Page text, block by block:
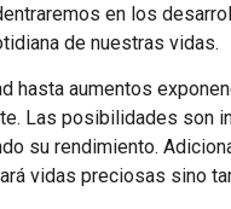
en los
de nuestras vidas.
hasta aumentos
Las posibilidades son
su rendimiento.
vidas preciosas sino